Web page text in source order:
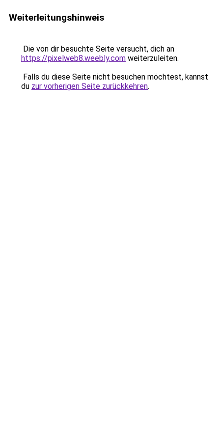
Weiterleitungshinweis
Die von dir besuchte Seite versucht, dich an
https://pixelweb8.weebly.com weiterzuleiten.
Falls du diese Seite nicht besuchen möchtest, kannst
du zur vorherigen Seite zurückkehren.